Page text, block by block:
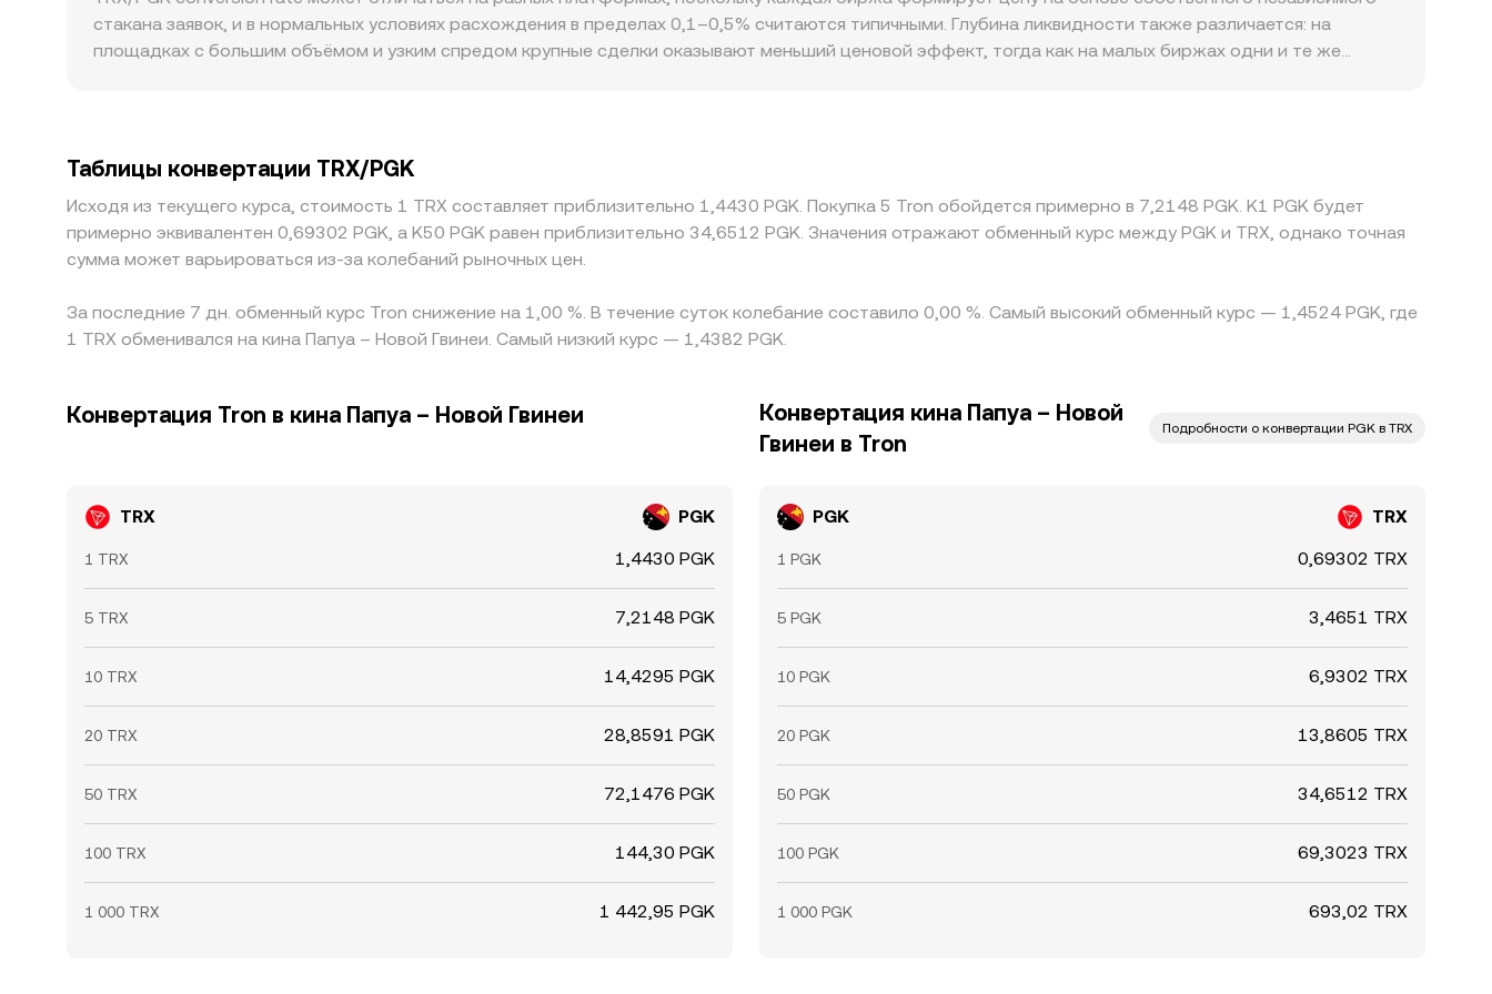
централизованных платформах через арбитраж.
стакана заявок, и в нормальных условиях расхождения в пределах 0,1–0,5% считаются типичными. Глубина ликвидности также различается: на
площадках с большим объёмом и узким спредом крупные сделки оказывают меньший ценовой эффект, тогда как на малых биржах одни и те же
или дисконт USDT к фиатным валютам, а также спреды в парах с PGK, передаются в итоговый TRX/PGK conversion rate. Арбитраж между биржами
стремится выровнять цены, но он не идеален: задержки, комиссии, ограничения на переводы и различия в ликвидности поддерживают
кратковременные расхождения.
Таблицы конвертации TRX/PGK
Исходя из текущего курса, стоимость 1 TRX составляет приблизительно 1,4430 PGK. Покупка 5 Tron обойдется примерно в 7,2148 PGK. K1 PGK будет
примерно эквивалентен 0,69302 PGK, а K50 PGK равен приблизительно 34,6512 PGK. Значения отражают обменный курс между PGK и TRX, однако точная
сумма может варьироваться из-за колебаний рыночных цен.
За последние 7 дн. обменный курс Tron снижение на 1,00 %. В течение суток колебание составило 0,00 %. Самый высокий обменный курс — 1,4524 PGK, где
1 TRX обменивался на кина Папуа – Новой Гвинеи. Самый низкий курс — 1,4382 PGK.
Конвертация Tron в кина Папуа – Новой Гвинеи
TRX PGK
1 TRX 1,4430 PGK
5 TRX 7,2148 PGK
10 TRX 14,4295 PGK
20 TRX 28,8591 PGK
50 TRX 72,1476 PGK
100 TRX 144,30 PGK
1 000 TRX 1 442,95 PGK
Конвертация кина Папуа – Новой
Гвинеи в Tron
Подробности о конвертации PGK в TRX
PGK TRX
1 PGK 0,69302 TRX
5 PGK 3,4651 TRX
10 PGK 6,9302 TRX
20 PGK 13,8605 TRX
50 PGK 34,6512 TRX
100 PGK 69,3023 TRX
1 000 PGK 693,02 TRX